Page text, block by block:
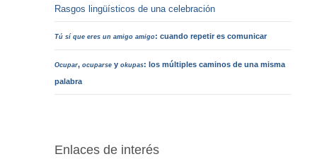
Rasgos lingüísticos de una celebración
Tú sí que eres un amigo amigo: cuando repetir es comunicar
Ocupar,ocuparse yokupas: los múltiples caminos de una misma
palabra
Enlaces de interés